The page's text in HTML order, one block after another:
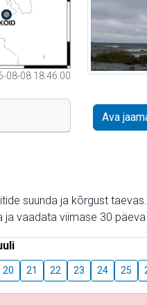
08-08 18:46:00
Ava
suunda ja kõrgust
vaadata viimase 30 päeva
20 21 22 23 24 25